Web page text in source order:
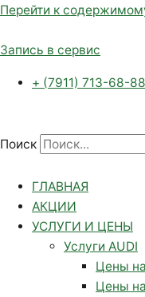
Перейти к
Запись в сервис
+ (7911) 713-68-88
Поиск
ГЛАВНАЯ
АКЦИИ
УСЛУГИ И ЦЕНЫ
Услуги AUDI
Цены
Цены